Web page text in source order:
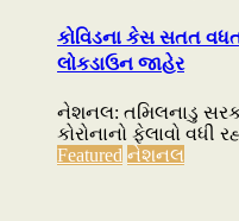
કોવિડના કેસ સતત
લોકડાઉન જાહેર
નેશનલ: તમિલનાડુ
કોરોનાનો ફેલાવો વધી
Featured નેશનલ